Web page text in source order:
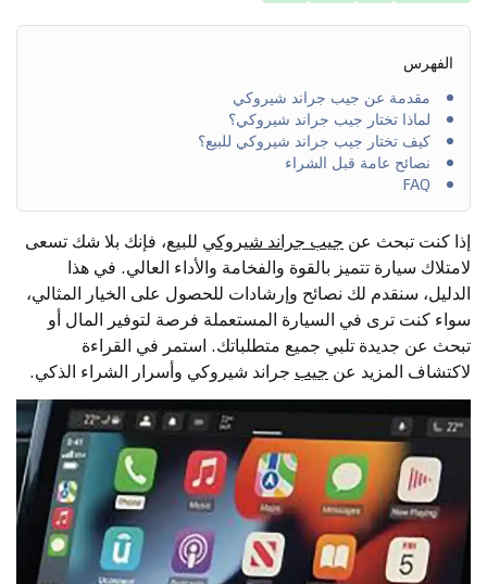
الفهرس
مقدمة عن جيب جراند شيروكي
لماذا تختار جيب جراند شيروكي؟
كيف تختار جيب جراند شيروكي للبيع؟
نصائح عامة قبل الشراء
FAQ
إذا كنت تبحث عن جيب جراند شيروكي للبيع، فإنك بلا شك تسعى
لامتلاك سيارة تتميز بالقوة والفخامة والأداء العالي. في هذا
الدليل، سنقدم لك نصائح وإرشادات للحصول على الخيار المثالي،
سواء كنت ترى في السيارة المستعملة فرصة لتوفير المال أو
تبحث عن جديدة تلبي جميع متطلباتك. استمر في القراءة
لاكتشاف المزيد عن جيب جراند شيروكي وأسرار الشراء الذكي.